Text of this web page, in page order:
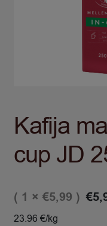
Kafija
cup JD
€
( 1 × €5,99 )
23.96 €/kg